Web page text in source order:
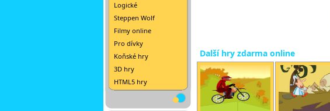
Logické
Steppen Wolf
Filmy online
Pro dívky
Koňské hry
3D hry
HTML5 hry
Další hry zdarma online